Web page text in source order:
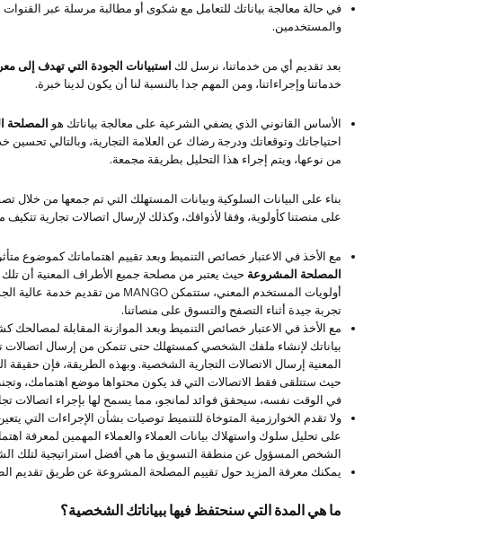
في حالة معالجة بياناتك للتعامل مع شكوى أو مطالبة مرسلة عبر القنوات
والمستخدمين.
بعد تقديم أي من خدماتنا، نرسل لك استبيانات الجودة التي تهدف إلى
خدماتنا وإجراءاتنا، ومن المهم جدا بالنسبة لنا أن يكون لدينا خبرة.
الأساس القانوني الذي يضفي الشرعية على معالجة بياناتك هو المصلحة
احتياجاتك وتوقعاتك ودرجة رضاك عن العلامة التجارية، وبالتالي
من نوعها، ويتم إجراء هذا التحليل بطريقة مجمعة.
بناء على البيانات السلوكية وبيانات المستهلك التي تم جمعها من
على منصتنا كأولوية، وفقا لأذواقك، وكذلك لإرسال اتصالات تجارية
مع الأخذ في الاعتبار خصائص التنميط وبعد تقييم اهتماماتك كموضوع
المصلحة المشروعة حيث يعتبر من مصلحة جميع الأطراف المعنية أن
تجربة جيدة أثناء التصفح والتسوق على منصاتنا.
مع الأخذ في الاعتبار خصائص التنميط وبعد الموازنة المقابلة
بياناتك لإنشاء ملفك الشخصي كمستهلك حتى تتمكن من إرسال اتصالات
المعنية إرسال الاتصالات التجارية الشخصية. وبهذه الطريقة، فإن
حيث ستتلقى فقط الاتصالات التي قد يكون محتواها موضع اهتمامك،
في الوقت نفسه، سيحقق فوائد لمانجو، مما يسمح لها بإجراء اتصالات
ولا تقدم الخوارزمية المتوخاة للتنميط توصيات بشأن الإجراءات التي
على تحليل سلوك واستهلاك بيانات العملاء والعملاء المهمين لمعرفة
الشخص المسؤول عن منطقة التسويق ما هي أفضل استراتيجية لتلك
يمكنك معرفة المزيد حول تقييم المصلحة المشروعة عن طريق تقديم
ما هي المدة التي سنحتفظ فيها ببياناتك الشخصية؟